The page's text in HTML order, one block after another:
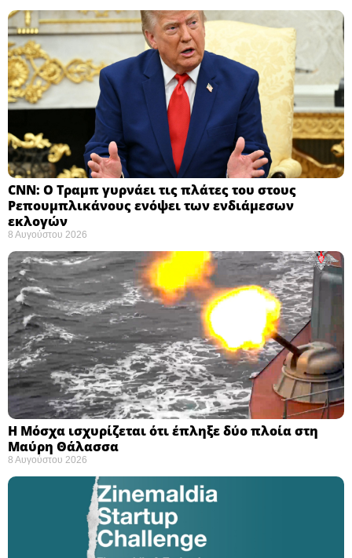
CNN: Ο Τραμπ γυρνάει τις πλάτες του στους
Ρεπουμπλικάνους ενόψει των ενδιάμεσων
εκλογών ​
8 Αυγούστου 2026
Η Μόσχα ισχυρίζεται ότι έπληξε δύο πλοία στη
Μαύρη Θάλασσα ​
8 Αυγούστου 2026